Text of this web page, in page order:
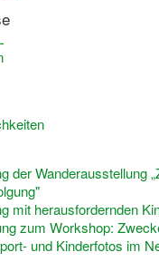
Sport
der Wanderausstellung
mit herausfordernden
zum Workshop:
und Kinderfotos im